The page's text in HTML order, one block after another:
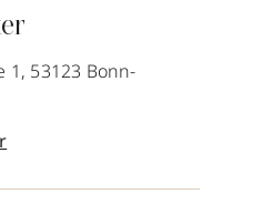
1, 53123 Bonn-